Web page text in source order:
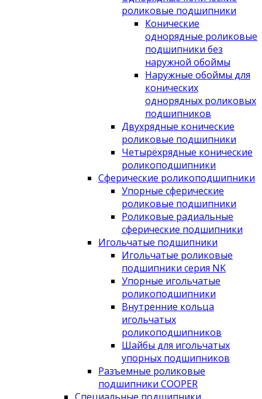
роликовые подшипники
Конические
однорядные роликовые
подшипники без
наружной обоймы
Наружные обоймы для
конических
однорядных роликовых
подшипников
Двухрядные конические
роликовые подшипники
Четырёхрядные конические
роликоподшипники
Сферические роликоподшипники
Упорные сферические
роликовые подшипники
Роликовые радиальные
сферические подшипники
Игольчатые подшипники
Игольчатые роликовые
подшипники серия NK
Упорные игольчатые
роликоподшипники
Внутренние кольца
игольчатых
роликоподшипников
Шайбы для игольчатых
упорных подшипников
Разъемные роликовые
подшипники COOPER